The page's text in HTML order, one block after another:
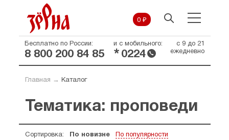
0 ₽
Бесплатно по России:
8 800 200 84 85
и с мобильного:
* 0224
с 9 до 21
ежедневно
Главная → Каталог
Тематика: проповеди
Сортировка: По новизне По популярности